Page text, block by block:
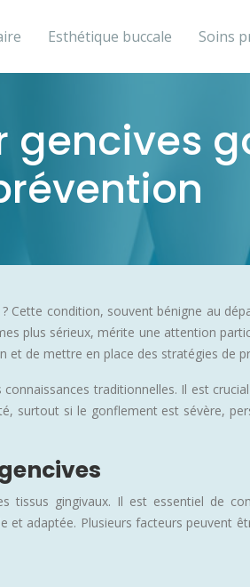
Esthétique buccale Soins
gencives
Cette condition, souvent bénigne au
plus sérieux, mérite une attention
de mettre en place des stratégies de
traditionnelles. Il est
si le gonflement est sévère,
tissus gingivaux. Il est essentiel de
adaptée. Plusieurs facteurs peuvent